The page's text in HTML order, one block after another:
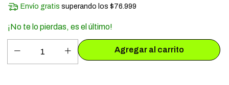
Envío gratis superando los$76.999
¡No te lo pierdas, es el último!